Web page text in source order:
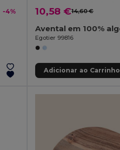
-4% 10,58 €14,60 €
Egotier 99816
Adicionar ao Carrinho